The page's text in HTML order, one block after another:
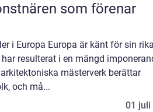
i Europa Europa är känt för sin
resulterat i en mängd
mästerverk berättar
och må...
01 juli